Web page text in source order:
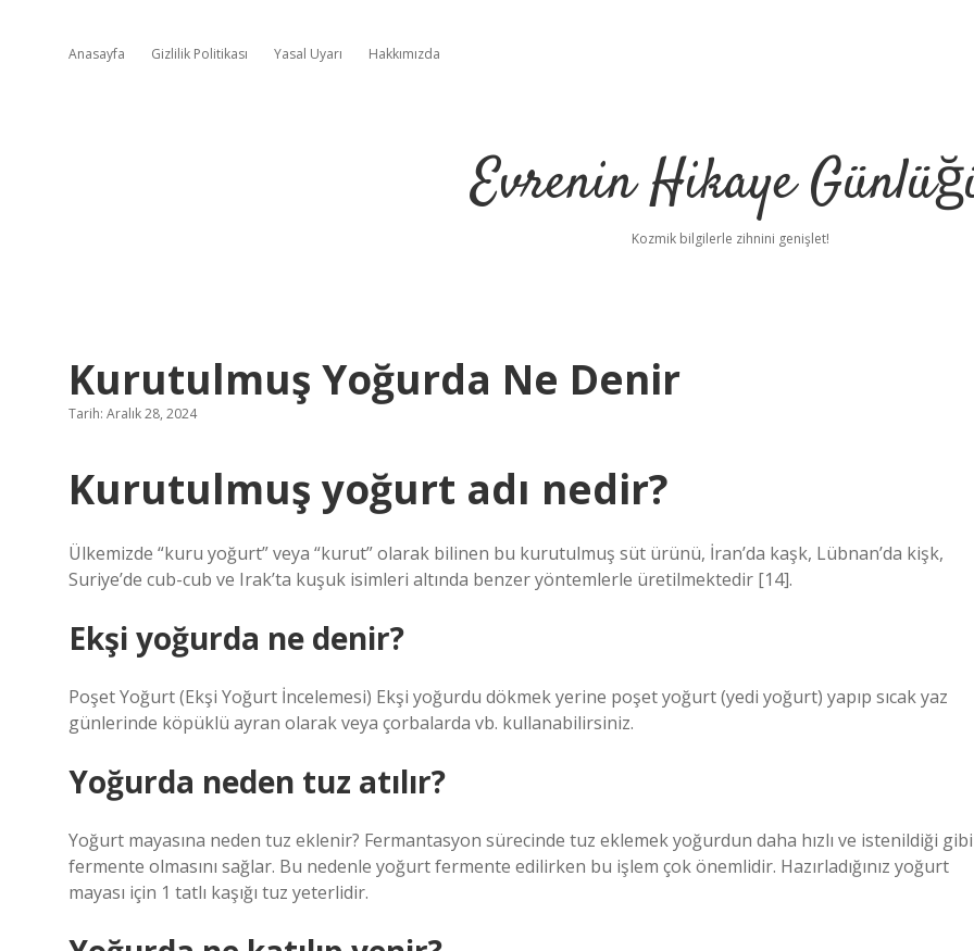
Anasayfa Gizlilik Politikası Yasal Uyarı Hakkımızda
Evrenin Hikaye
Kozmik bilgilerle zihnini genişlet!
Kurutulmuş Yoğurda Ne Denir
Tarih: Aralık 28, 2024
Kurutulmuş yoğurt adı nedir?
Ülkemizde “kuru yoğurt” veya “kurut” olarak bilinen bu kurutulmuş süt ürünü, İran’da kaşk, Lübnan’da kişk,
Suriye’de cub-cub ve Irak’ta kuşuk isimleri altında benzer yöntemlerle üretilmektedir [14].
Ekşi yoğurda ne denir?
Poşet Yoğurt (Ekşi Yoğurt İncelemesi) Ekşi yoğurdu dökmek yerine poşet yoğurt (yedi yoğurt) yapıp sıcak yaz
günlerinde köpüklü ayran olarak veya çorbalarda vb. kullanabilirsiniz.
Yoğurda neden tuz atılır?
Yoğurt mayasına neden tuz eklenir? Fermantasyon sürecinde tuz eklemek yoğurdun daha hızlı ve istenildiği gibi
fermente olmasını sağlar. Bu nedenle yoğurt fermente edilirken bu işlem çok önemlidir. Hazırladığınız yoğurt
mayası için 1 tatlı kaşığı tuz yeterlidir.